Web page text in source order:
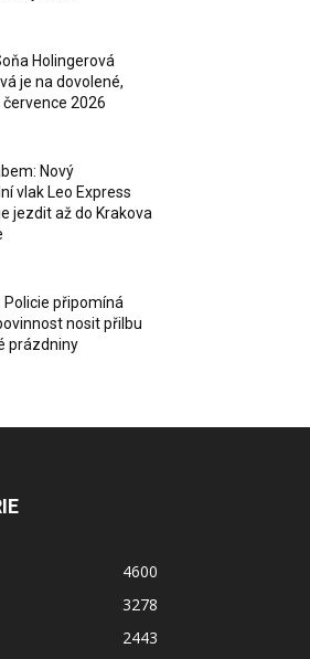
Holingerová
je na dovolené,
2026
Nový
vlak Leo Express
jezdit až do Krakova
Policie připomíná
nosit přilbu
prázdniny
4600
3278
2443